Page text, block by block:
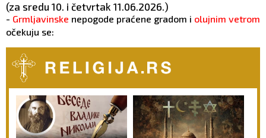
(za sredu 10. i četvrtak 11.06.2026.)
- Grmlјavinske nepogode praćene gradom i olujnim vetrom
očekuju se: